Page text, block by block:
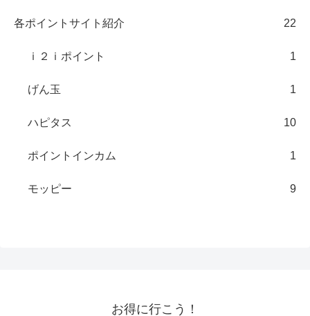
各ポイントサイト紹介 22
ｉ２ｉポイント 1
げん玉 1
ハピタス 10
ポイントインカム 1
モッピー 9
お得に行こう！